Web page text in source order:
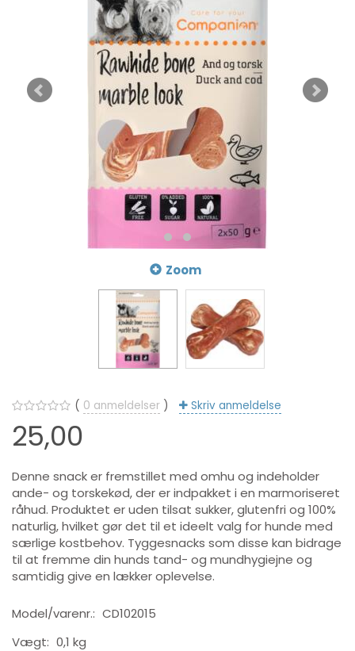
Zoom
0 anmeldelser Skriv anmeldelse
25,00
Denne snack er fremstillet med omhu og indeholder
ande- og torskekød, der er indpakket i en marmoriseret
råhud. Produktet er uden tilsat sukker, glutenfri og 100%
naturlig, hvilket gør det til et ideelt valg for hunde med
særlige kostbehov. Tyggesnacks som disse kan bidrage
til at fremme din hunds tand- og mundhygiejne og
samtidig give en lækker oplevelse.
Model/varenr.: CD102015
Vægt: 0,1 kg